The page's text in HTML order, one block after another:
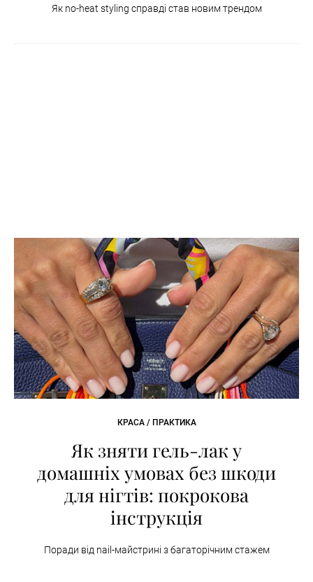
Як no-heat styling справді став новим трендом
КРАСА / ПРАКТИКА
Як зняти гель-лак у
домашніх умовах без шкоди
для нігтів: покрокова
інструкція
Поради від nail-майстрині з багаторічним стажем